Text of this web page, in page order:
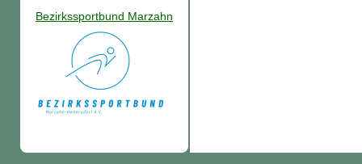
Bezirkssportbund Marzahn